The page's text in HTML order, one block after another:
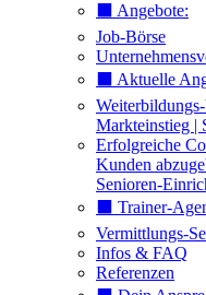
⬛️ Angebote:
Job-Börse
⬛️ Aktuelle
Markteinstieg |
Erfolgreiche
Kunden
Senioren-
⬛️ Trainer-
Vermittlungs-
Infos & FAQ
Referenzen